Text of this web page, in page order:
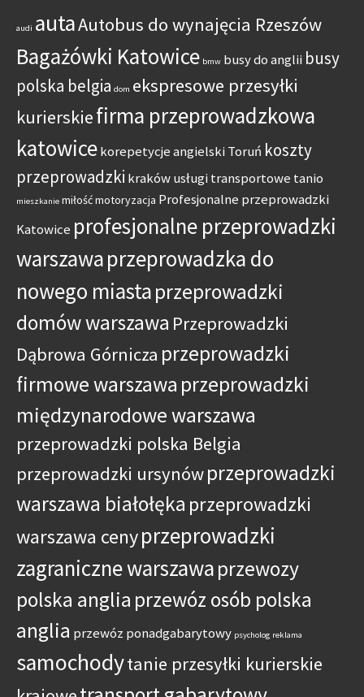
audi autaAutobus do wynajęcia Rzeszów
Bagażówki Katowice bmw busy do anglii busy
polska belgia dom ekspresowe przesyłki
kurierskiefirma przeprowadzkowa
katowicekorepetycje angielski Toruń koszty
przeprowadzki kraków usługi transportowe tanio
mieszkanie miłośćmotoryzacja Profesjonalne przeprowadzki
Katowice profesjonalne przeprowadzki
warszawaprzeprowadzka do
nowego miastaprzeprowadzki
domów warszawa Przeprowadzki
Dąbrowa Górnicza przeprowadzki
firmowe warszawa przeprowadzki
międzynarodowe warszawa
przeprowadzki polska Belgia
przeprowadzki ursynówprzeprowadzki
warszawa białołęka przeprowadzki
warszawa cenyprzeprowadzki
zagraniczne warszawaprzewozy
polska anglia przewóz osób polska
anglia przewóz ponadgabarytowy psycholog reklama
samochodytanie przesyłki kurierskie